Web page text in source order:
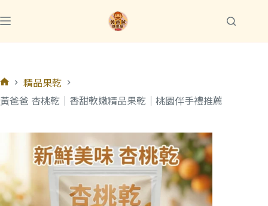
精品果乾
黃爸爸 杏桃乾｜香甜軟嫩精品果乾｜桃園伴手禮推薦